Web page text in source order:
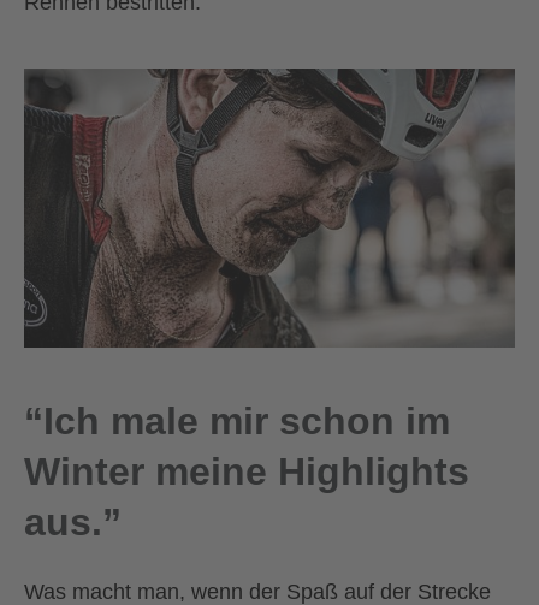
“Ich male mir schon im
Winter meine Highlights
aus.”
Was macht man, wenn der Spaß auf der Strecke